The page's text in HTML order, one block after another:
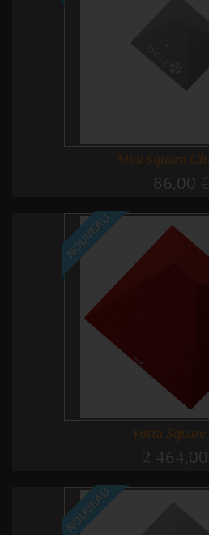
Mini Square
86,00 €
NOUVEAU
Yotta
2
NOUVEAU